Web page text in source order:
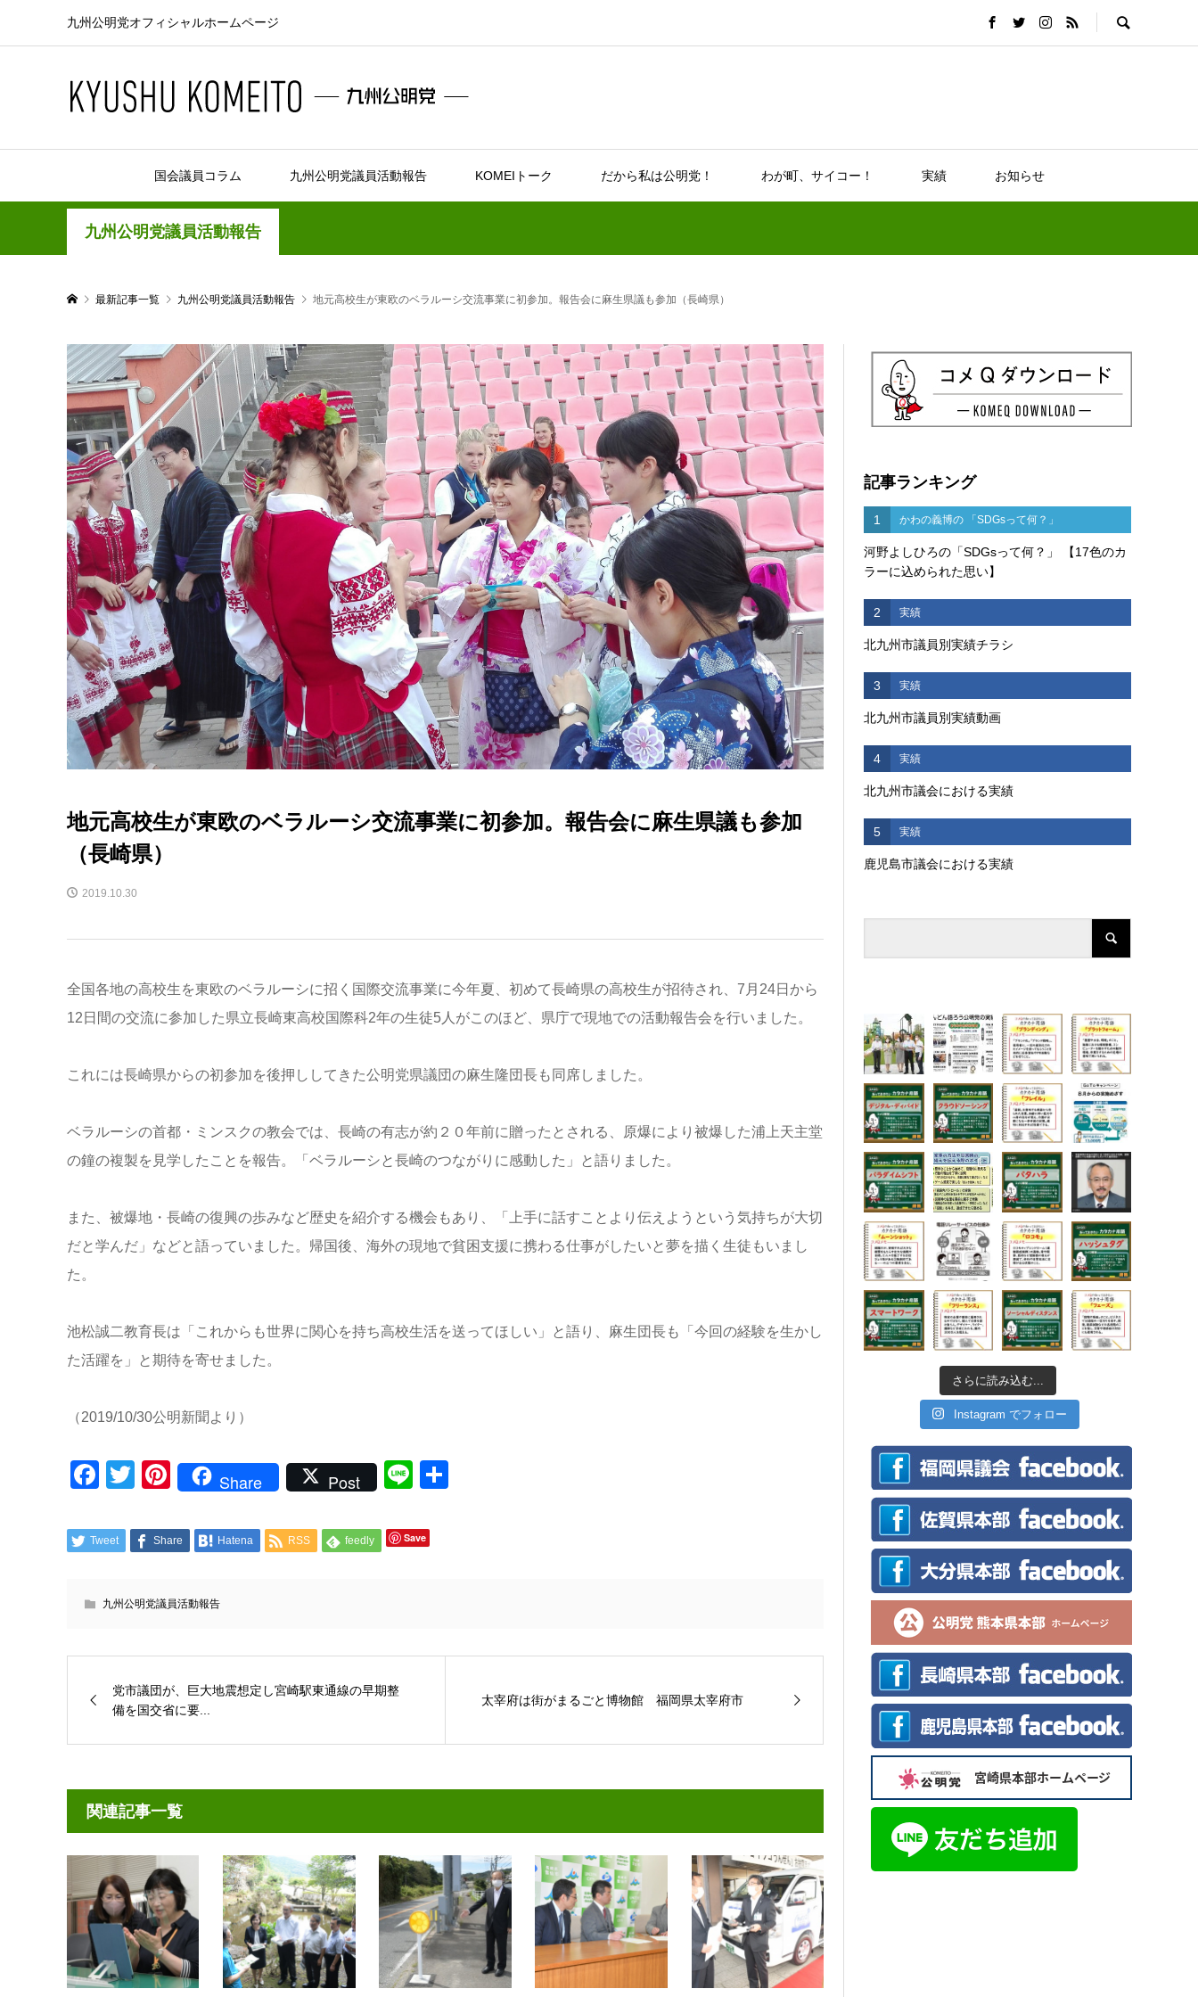
九州公明党オフィシャルホームページ
国会議員コラム 九州公明党議員活動報告 KOMEIトーク だから私は公明党！ わが町、サイコー！ 実績 お知らせ
九州公明党議員活動報告
最新記事一覧 九州公明党議員活動報告 地元高校生が東欧のベラルーシ交流事業に初参加。報告会に麻生県議も参加（長崎県）
地元高校生が東欧のベラルーシ交流事業に初参加。報告会に麻生県議も参加
（長崎県）
2019.10.30
全国各地の高校生を東欧のベラルーシに招く国際交流事業に今年夏、初めて長崎県の高校生が招待され、7月24日から
12日間の交流に参加した県立長崎東高校国際科2年の生徒5人がこのほど、県庁で現地での活動報告会を行いました。
これには長崎県からの初参加を後押ししてきた公明党県議団の麻生隆団長も同席しました。
ベラルーシの首都・ミンスクの教会では、長崎の有志が約２０年前に贈ったとされる、原爆により被爆した浦上天主堂
の鐘の複製を見学したことを報告。「ベラルーシと長崎のつながりに感動した」と語りました。
また、被爆地・長崎の復興の歩みなど歴史を紹介する機会もあり、「上手に話すことより伝えようという気持ちが大切
だと学んだ」などと語っていました。帰国後、海外の現地で貧困支援に携わる仕事がしたいと夢を描く生徒もいまし
た。
池松誠二教育長は「これからも世界に関心を持ち高校生活を送ってほしい」と語り、麻生団長も「今回の経験を生かし
た活躍を」と期待を寄せました。
（2019/10/30公明新聞より）
Facebook
TwitterPinterest
Share Post Line
Tweet Share Hatena RSS feedly Save
九州公明党議員活動報告
党市議団が、巨大地震想定し宮崎駅東通線の早期整
備を国交省に要...
太宰府は街がまるごと博物館 福岡県太宰府市
関連記事一覧
記事ランキング
1 かわの義博の 「SDGsって何？」
河野よしひろの「SDGsって何？」 【17色のカ
ラーに込められた思い】
2 実績
北九州市議員別実績チラシ
3 実績
北九州市議員別実績動画
4 実績
北九州市議会における実績
5 実績
鹿児島市議会における実績
さらに読み込む...
Instagram でフォロー